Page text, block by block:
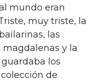
mundo eran
muy triste, la
las
y la
los
de